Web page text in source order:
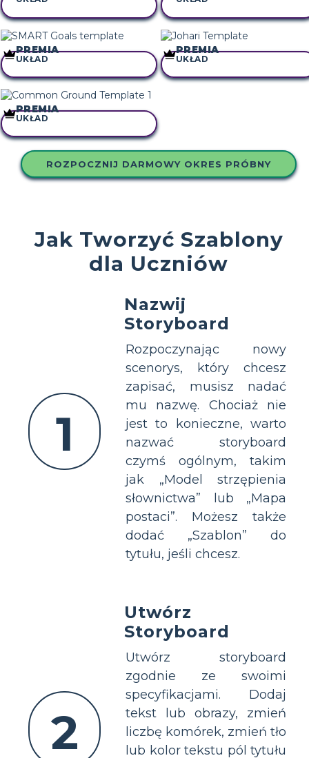
SKOPIUJ TEN SCENARIUSZ SKOPIUJ TEN SCENARIUSZ
SKOPIUJ TEN SCENARIUSZ
PREMIA
UKŁAD
SKOPIUJ TEN SCENARIUSZ
PREMIA
UKŁAD
SKOPIUJ TEN SCENARIUSZ
PREMIA
UKŁAD
ROZPOCZNIJ DARMOWY OKRES PRÓBNY
Jak Tworzyć Szablony
dla Uczniów
1
Nazwij
Storyboard
Rozpoczynając nowy
scenorys, który chcesz
zapisać, musisz nadać
mu nazwę. Chociaż nie
jest to konieczne, warto
nazwać storyboard
czymś ogólnym, takim
jak „Model strzępienia
słownictwa” lub „Mapa
postaci”. Możesz także
dodać „Szablon” do
tytułu, jeśli chcesz.
2
Utwórz
Storyboard
Utwórz storyboard
zgodnie ze swoimi
specyfikacjami. Dodaj
tekst lub obrazy, zmień
liczbę komórek, zmień tło
lub kolor tekstu pól tytułu